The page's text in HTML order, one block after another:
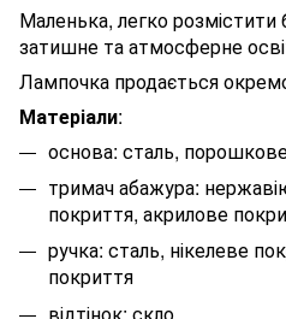
Маленька, легко
затишне та атмосферне
Лампочка продається
Матеріали:
основа: сталь,
тримач абажура:
покриття, акрилове
ручка: сталь, нікелеве
покриття
відтінок: скло